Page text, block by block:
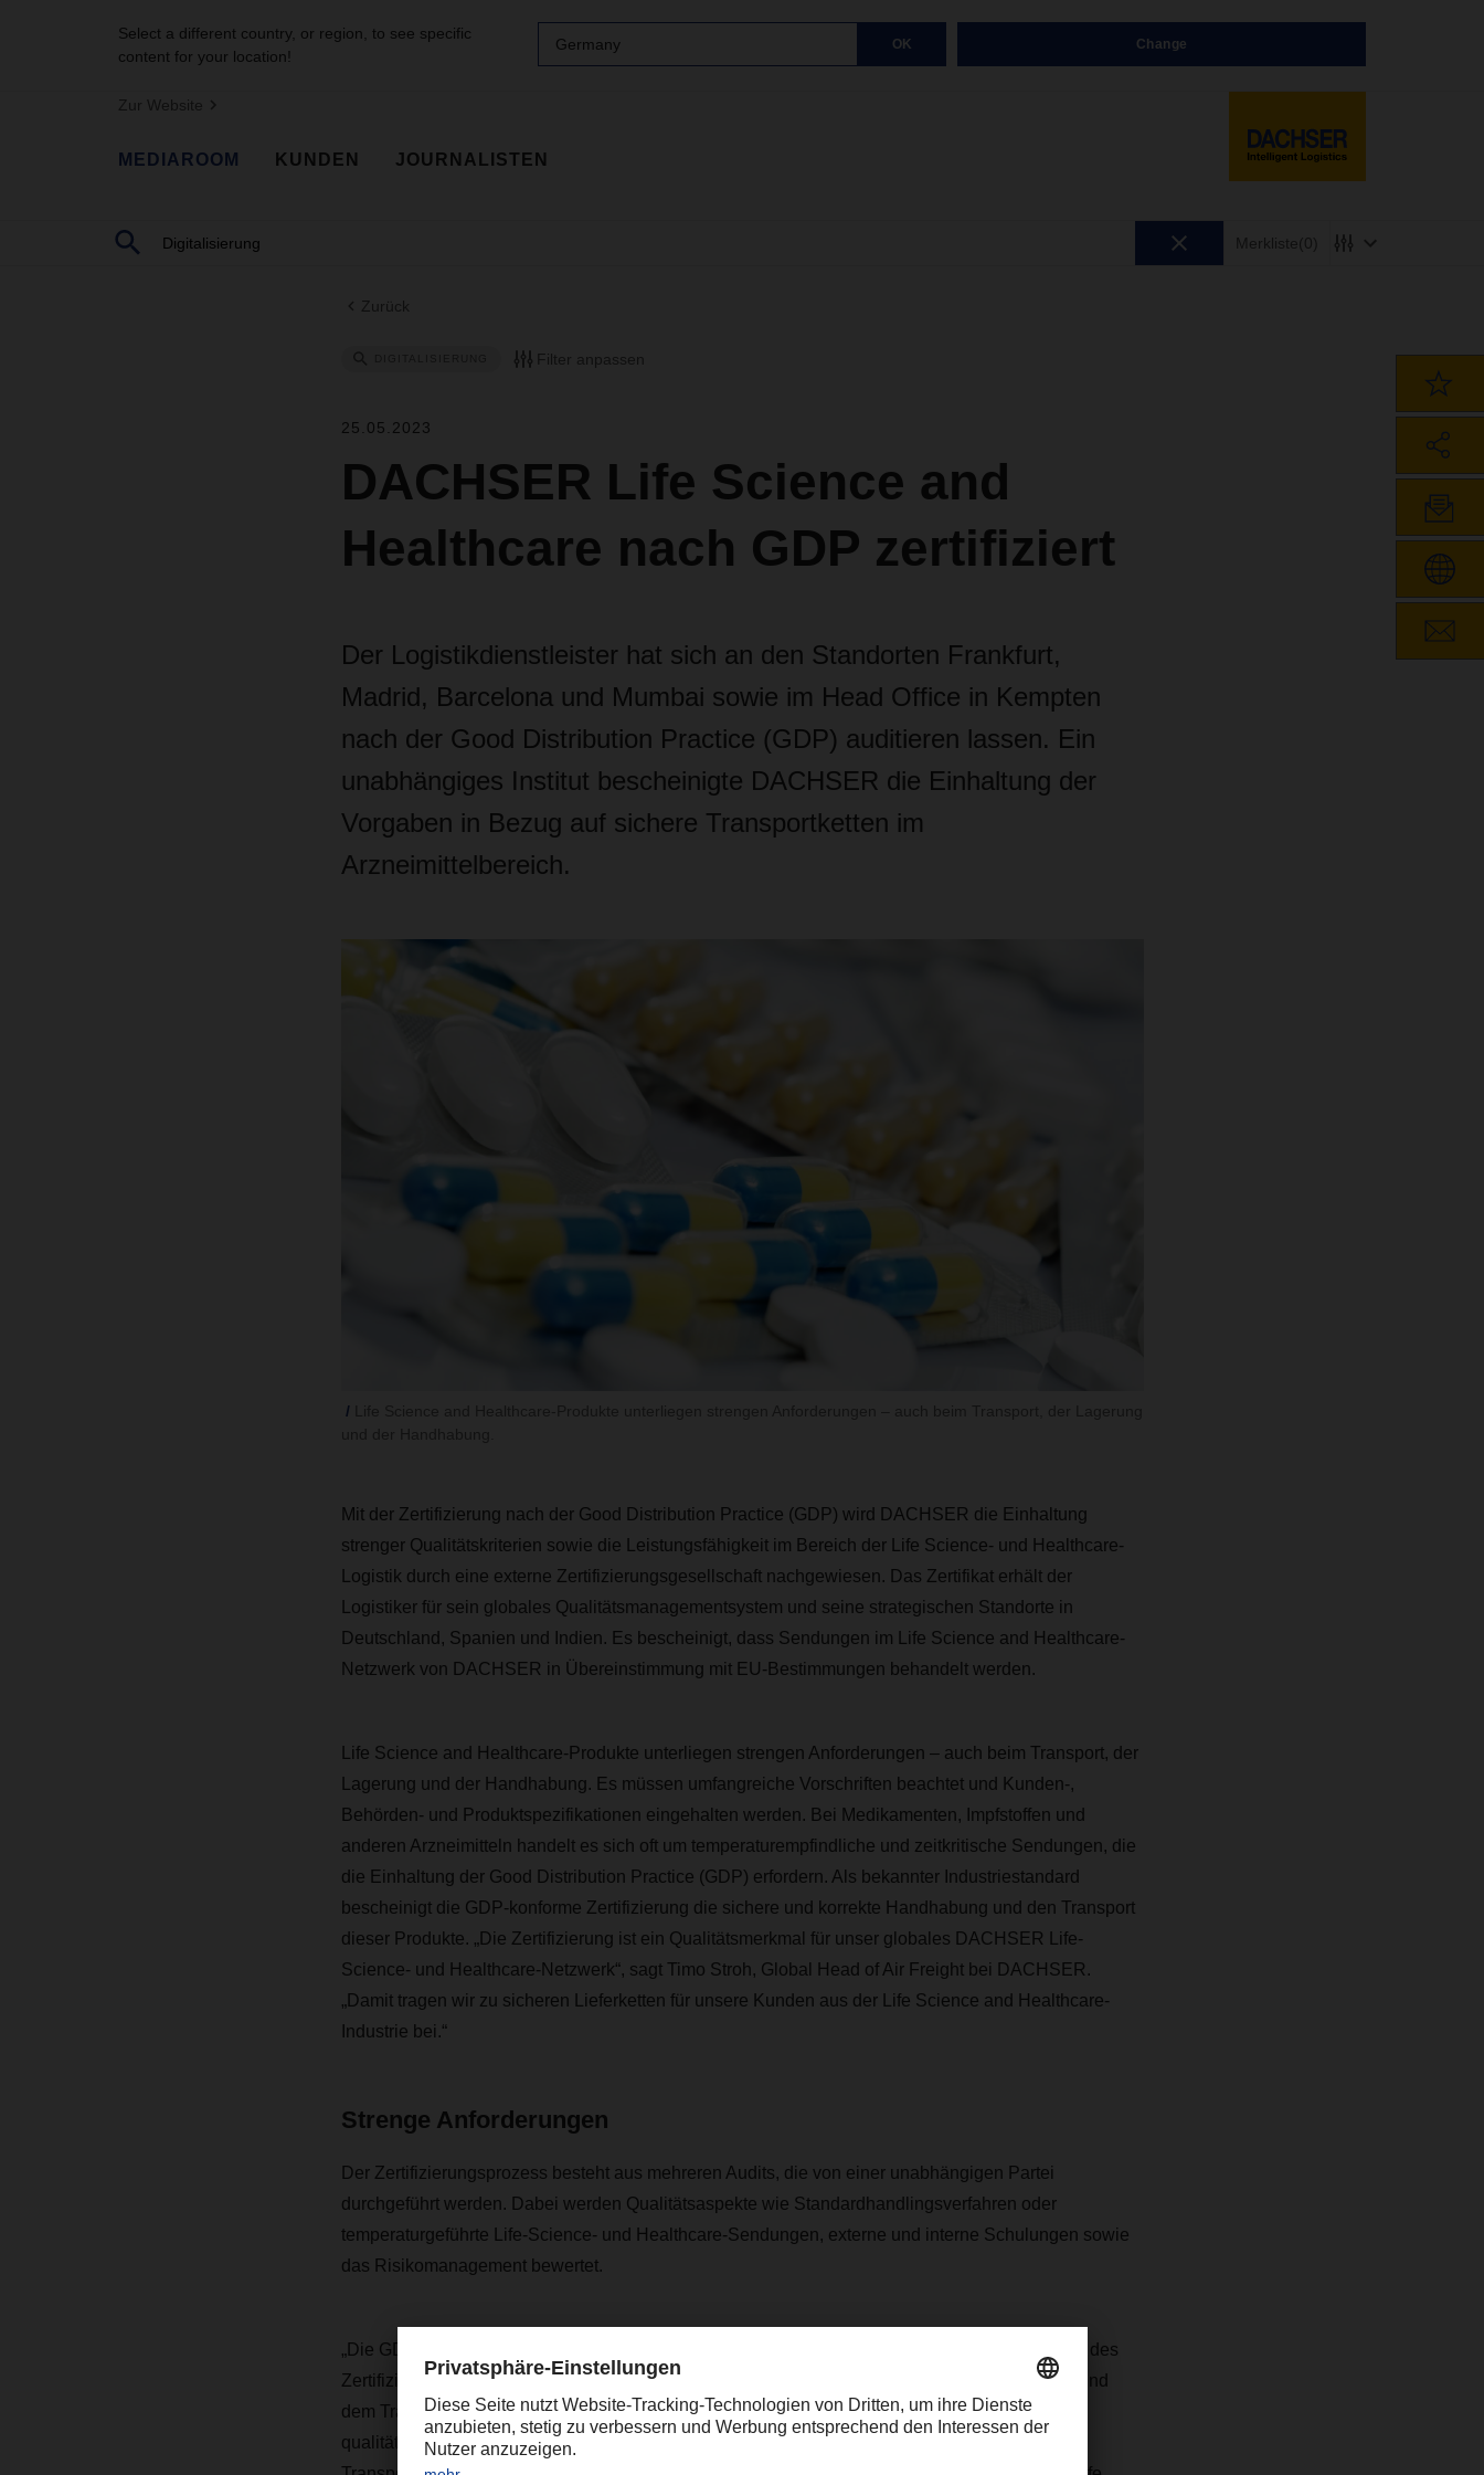
Select a different country, or region, to see specific
content for your location!
Germany OK Change
Zur Website
MEDIAROOM KUNDEN JOURNALISTEN
Merkliste(0)
Zurück
Filter anpassen
25.05.2023
DACHSER Life Science and
Healthcare nach GDP zertifiziert
Der Logistikdienstleister hat sich an den Standorten Frankfurt,
Madrid, Barcelona und Mumbai sowie im Head Office in Kempten
nach der Good Distribution Practice (GDP) auditieren lassen. Ein
unabhängiges Institut bescheinigte DACHSER die Einhaltung der
Vorgaben in Bezug auf sichere Transportketten im
Arzneimittelbereich.
Mit der Zertifizierung nach der Good Distribution Practice (GDP) wird DACHSER die Einhaltung
strenger Qualitätskriterien sowie die Leistungsfähigkeit im Bereich der Life Science- und Healthcare-
Logistik durch eine externe Zertifizierungsgesellschaft nachgewiesen. Das Zertifikat erhält der
Logistiker für sein globales Qualitätsmanagementsystem und seine strategischen Standorte in
Deutschland, Spanien und Indien. Es bescheinigt, dass Sendungen im Life Science and Healthcare-
Netzwerk von DACHSER in Übereinstimmung mit EU-Bestimmungen behandelt werden.
Life Science and Healthcare-Produkte unterliegen strengen Anforderungen – auch beim Transport, der
Lagerung und der Handhabung. Es müssen umfangreiche Vorschriften beachtet und Kunden-,
Behörden- und Produktspezifikationen eingehalten werden. Bei Medikamenten, Impfstoffen und
anderen Arzneimitteln handelt es sich oft um temperaturempfindliche und zeitkritische Sendungen, die
die Einhaltung der Good Distribution Practice (GDP) erfordern. Als bekannter Industriestandard
bescheinigt die GDP-konforme Zertifizierung die sichere und korrekte Handhabung und den Transport
dieser Produkte. „Die Zertifizierung ist ein Qualitätsmerkmal für unser globales DACHSER Life-
Science- und Healthcare-Netzwerk“, sagt Timo Stroh, Global Head of Air Freight bei DACHSER.
„Damit tragen wir zu sicheren Lieferketten für unsere Kunden aus der Life Science and Healthcare-
Industrie bei.“
Strenge Anforderungen
Der Zertifizierungsprozess besteht aus mehreren Audits, die von einer unabhängigen Partei
durchgeführt werden. Dabei werden Qualitätsaspekte wie Standardhandlingsverfahren oder
temperaturgeführte Life-Science- und Healthcare-Sendungen, externe und interne Schulungen sowie
das Risikomanagement bewertet.
„Die GDP-Compliance-Zertifizierung in Mumbai, Madrid, Barcelona und Frankfurt ist der Beginn des
Zertifizierungsprozesses für alle strategischen Standorte, die bei Dachser an der Handhabung und
dem Transport von Life Science- und Healthcare-Produkten beteiligt sind. Wir verfolgen eine
qualitätsorientierte Strategie, mit der wir die Integrität dieser sensiblen Güter über die gesamte